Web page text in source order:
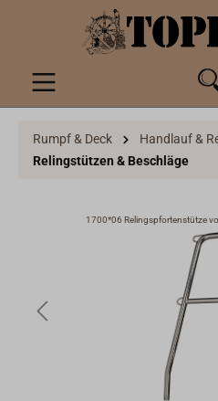
springen
Rumpf & Deck
Handlauf &
Relingstützen & Beschläge
1700*06 Relingspfortenstütze